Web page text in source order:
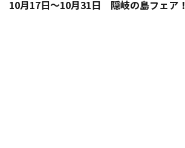
10月17日〜10月31日 隠岐の島フェア！